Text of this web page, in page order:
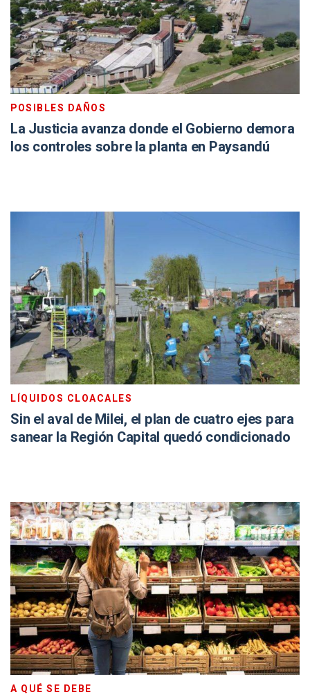
POSIBLES DAÑOS
La Justicia avanza donde el Gobierno demora
los controles sobre la planta en Paysandú
LÍQUIDOS CLOACALES
Sin el aval de Milei, el plan de cuatro ejes para
sanear la Región Capital quedó condicionado
A QUÉ SE DEBE